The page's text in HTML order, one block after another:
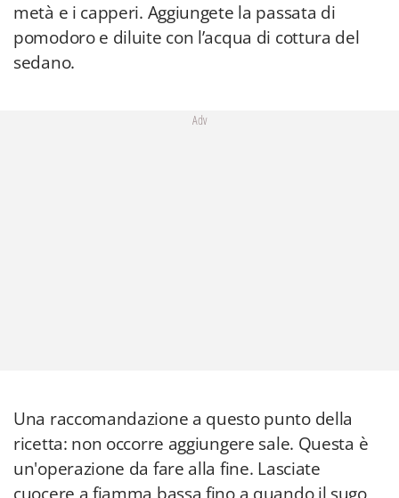
metà e i capperi. Aggiungete la passata di
pomodoro e diluite con l’acqua di cottura del
sedano.
Adv
Una raccomandazione a questo punto della
ricetta: non occorre aggiungere sale. Questa è
un'operazione da fare alla fine. Lasciate